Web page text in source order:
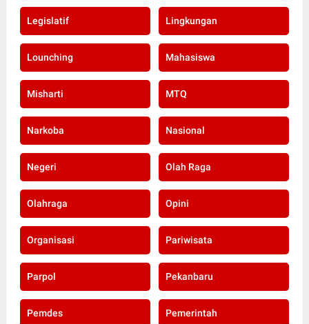
Legislatif Lingkungan
Lounching Mahasiswa
Misharti MTQ
Narkoba Nasional
Negeri Olah Raga
Olahraga Opini
Organisasi Pariwisata
Parpol Pekanbaru
Pemdes Pemerintah